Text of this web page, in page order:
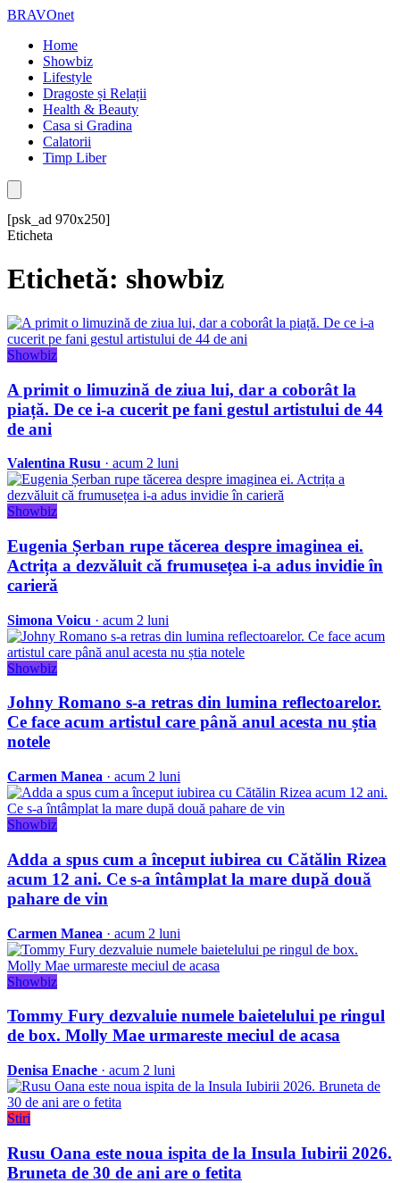
BRAVOnet
Home
Showbiz
Lifestyle
Dragoste și Relații
Health & Beauty
Casa si Gradina
Calatorii
Timp Liber
[psk_ad 970x250]
Eticheta
Etichetă: showbiz
Showbiz
A primit o limuzină de ziua lui, dar a coborât la
piață. De ce i-a cucerit pe fani gestul artistului de 44
de ani
Valentina Rusu · acum 2 luni
Showbiz
Eugenia Șerban rupe tăcerea despre imaginea ei.
Actrița a dezvăluit că frumusețea i-a adus invidie în
carieră
Simona Voicu · acum 2 luni
Showbiz
Johny Romano s-a retras din lumina reflectoarelor.
Ce face acum artistul care până anul acesta nu știa
notele
Carmen Manea · acum 2 luni
Showbiz
Adda a spus cum a început iubirea cu Cătălin Rizea
acum 12 ani. Ce s-a întâmplat la mare după două
pahare de vin
Carmen Manea · acum 2 luni
Showbiz
Tommy Fury dezvaluie numele baietelului pe ringul
de box. Molly Mae urmareste meciul de acasa
Denisa Enache · acum 2 luni
Stiri
Rusu Oana este noua ispita de la Insula Iubirii 2026.
Bruneta de 30 de ani are o fetita